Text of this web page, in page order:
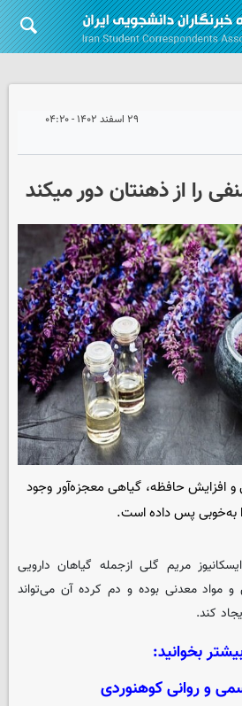
۲۹ اسفند ۱۴۰۲ - ۰۴:۲۰
را از ذهنتان دور میکند
و افزایش حافظه، گیاهی معجزه‌آور وجود
به‌خوبی پس داده است.
ایسکانیوزمریم گلی ازجمله گیاهان دارویی
مواد معدنی بوده و دم کرده آن می‌تواند
کند.
بخوانید:
و روانی کوهنوردی